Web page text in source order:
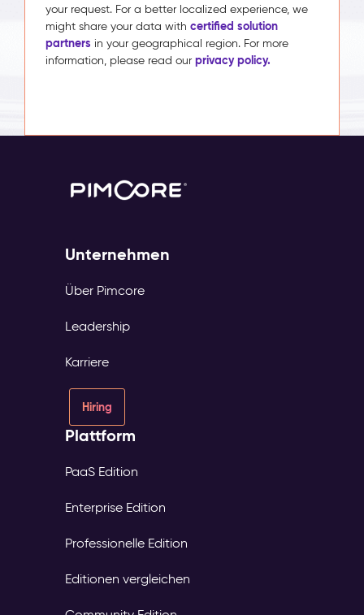
your request. For a better localized experience, we
might share your data with certified solution
partners in your geographical region. For more
information, please read our privacy policy.
Unternehmen
Über Pimcore
Leadership
Karriere
Hiring
Plattform
PaaS Edition
Enterprise Edition
Professionelle Edition
Editionen vergleichen